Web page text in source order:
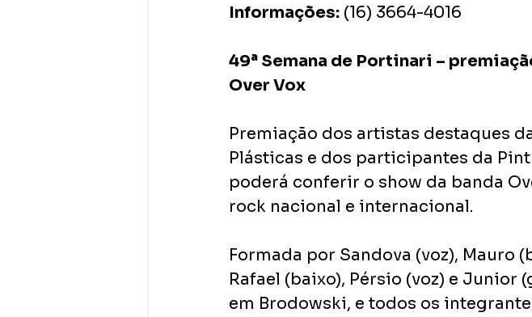
Informações: (16) 3664-4016
49ª Semana de Portinari –
Over Vox
Premiação dos artistas destaques
Plásticas e dos participantes da
poderá conferir o show da banda
rock nacional e internacional.
Formada por Sandova (voz), Mauro
Rafael (baixo), Pérsio (voz) e Junior
em Brodowski, e todos os